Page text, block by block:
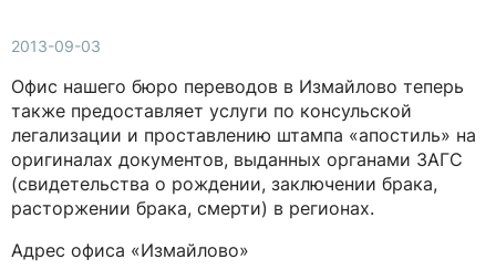
2013-09-03
Офис нашего бюро переводов в Измайлово теперь
также предоставляет услуги по консульской
легализации и проставлению штампа «апостиль» на
оригиналах документов, выданных органами ЗАГС
(свидетельства о рождении, заключении брака,
расторжении брака, смерти) в регионах.
Адрес офиса «Измайлово»